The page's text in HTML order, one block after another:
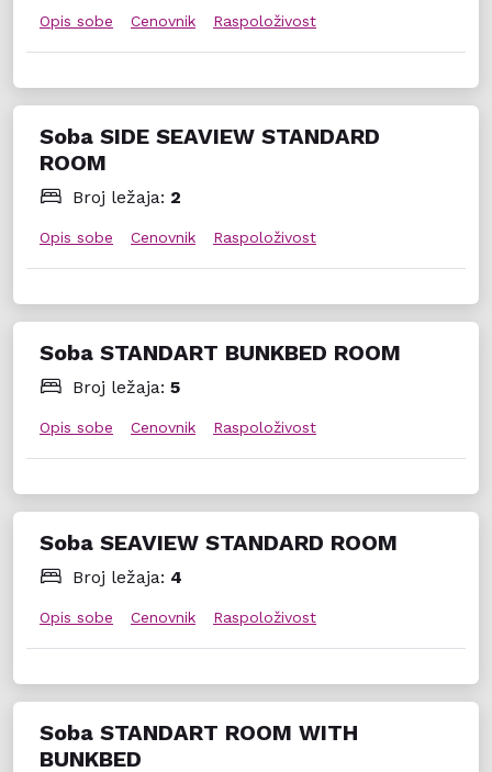
Opis sobe Cenovnik Raspoloživost
Soba SIDE SEAVIEW STANDARD
ROOM
Broj ležaja: 2
Opis sobe Cenovnik Raspoloživost
Soba STANDART BUNKBED ROOM
Broj ležaja: 5
Opis sobe Cenovnik Raspoloživost
Soba SEAVIEW STANDARD ROOM
Broj ležaja: 4
Opis sobe Cenovnik Raspoloživost
Soba STANDART ROOM WITH
BUNKBED